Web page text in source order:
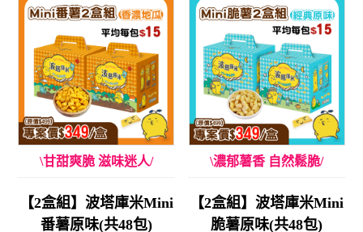
\甘甜爽脆 滋味迷人/
【2盒組】波塔庫米Mini
番薯原味(共48包)
\濃郁薯香 自然鬆脆/
【2盒組】波塔庫米Mini
脆薯原味(共48包)